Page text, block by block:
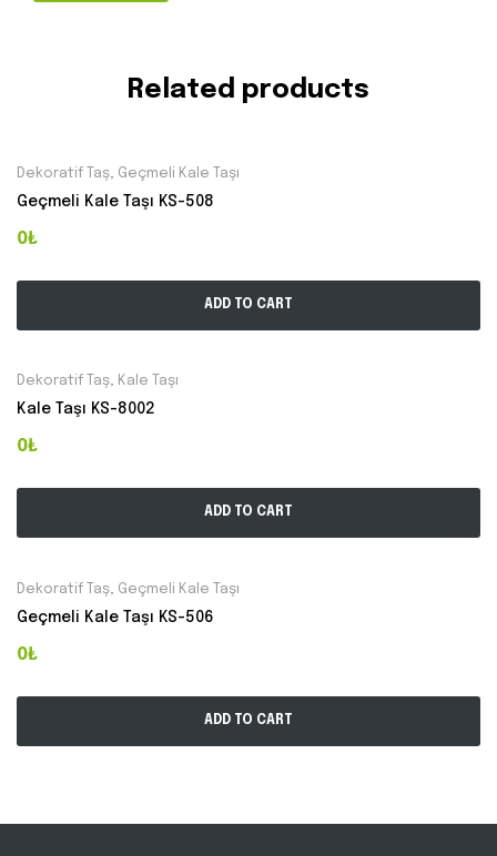
Related products
Dekoratif Taş Geçmeli Kale Taşı
Geçmeli Kale Taşı KS-508
0₺
ADD TO CART
Dekoratif Taş, Kale Taşı
Kale Taşı KS-8002
0₺
ADD TO CART
Dekoratif Taş, Geçmeli Kale Taşı
Geçmeli Kale Taşı KS-506
0₺
ADD TO CART